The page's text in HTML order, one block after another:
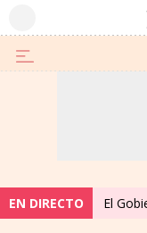
EN DIRECTO El